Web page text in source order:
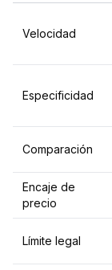
Velocidad
Especificidad
Comparación
Encaje de
precio
Límite legal